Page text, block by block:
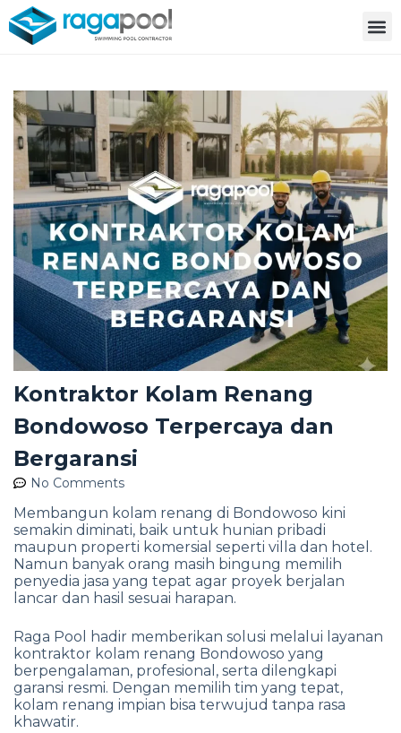
Kontraktor Kolam Renang
Bondowoso Terpercaya dan
Bergaransi
No Comments
Membangun kolam renang di Bondowoso kini
semakin diminati, baik untuk hunian pribadi
maupun properti komersial seperti villa dan hotel.
Namun banyak orang masih bingung memilih
penyedia jasa yang tepat agar proyek berjalan
lancar dan hasil sesuai harapan.
Raga Pool hadir memberikan solusi melalui layanan
kontraktor kolam renang Bondowoso yang
berpengalaman, profesional, serta dilengkapi
garansi resmi. Dengan memilih tim yang tepat,
kolam renang impian bisa terwujud tanpa rasa
khawatir.